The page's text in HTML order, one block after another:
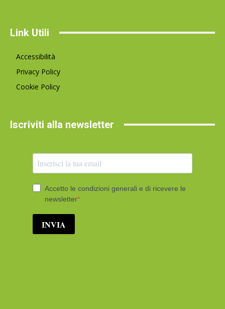
Link Utili
Accessibilità
Privacy Policy
Cookie Policy
Iscriviti alla newsletter